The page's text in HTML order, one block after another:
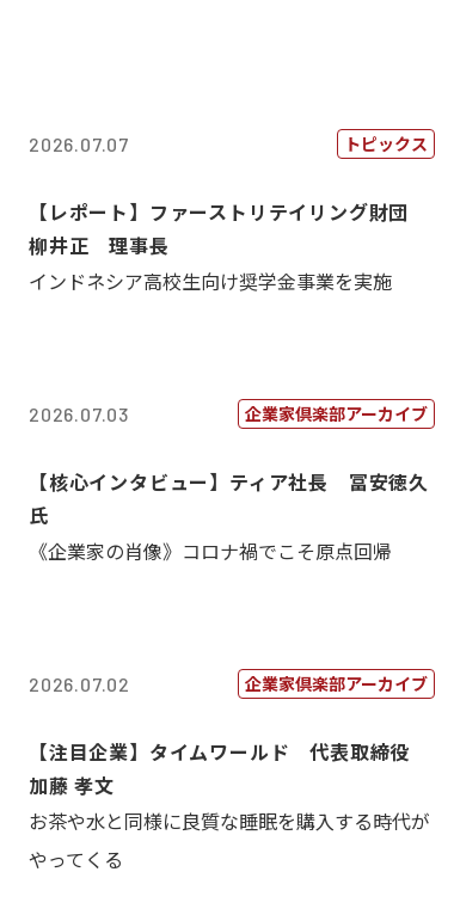
2026.07.07 トピックス
【レポート】ファーストリテイリング財団
柳井正 理事長
インドネシア高校生向け奨学金事業を実施
2026.07.03 企業家倶楽部アーカイブ
【核心インタビュー】ティア社長 冨安徳久
氏
《企業家の肖像》コロナ禍でこそ原点回帰
2026.07.02 企業家倶楽部アーカイブ
【注目企業】タイムワールド 代表取締役
加藤 孝文
お茶や水と同様に良質な睡眠を購入する時代が
やってくる